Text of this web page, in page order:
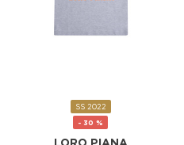
SS 2022
- 30 %